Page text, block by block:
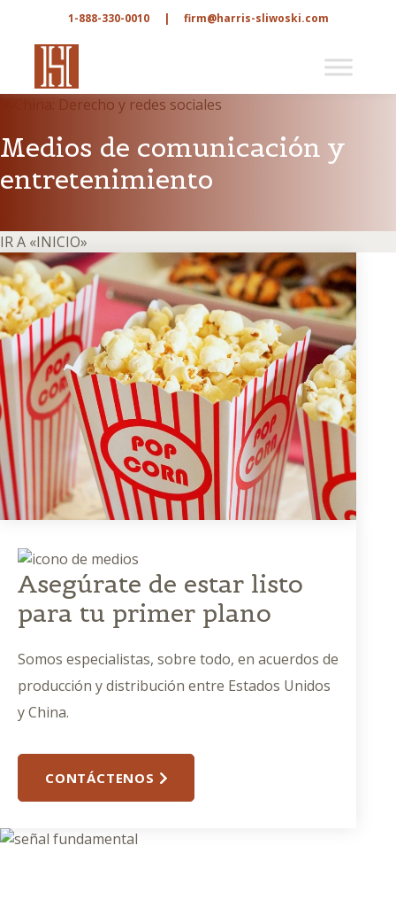
1-888-330-0010 | firm@harris-sliwoski.com
Medios de comunicación y
entretenimiento
IR A «INICIO»
Asegúrate de estar listo
para tu primer plano
Somos especialistas, sobre todo, en acuerdos de
producción y distribución entre Estados Unidos
y China.
CONTÁCTENOS